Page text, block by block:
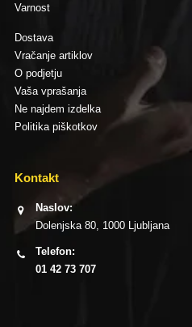
Varnost
Dostava
Vračanje artiklov
O podjetju
Vaša vprašanja
Ne najdem izdelka
Politika piškotkov
Kontakt
Naslov:
Dolenjska 80, 1000 Ljubljana
Telefon:
01 42 73 707